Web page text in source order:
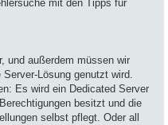
mit den Tipps für
und außerdem müssen wir
Lösung genutzt wird.
Es wird ein Dedicated Server
besitzt und die
selbst pflegt. Oder all